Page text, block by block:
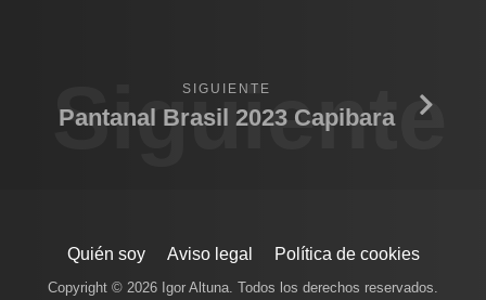
Siguiente
SIGUIENTE
Pantanal Brasil 2023 Capibara
Quién soy Aviso legal Política de cookies
Copyright © 2026 Igor Altuna. Todos los derechos reservados.